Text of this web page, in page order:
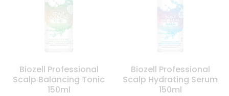
Biozell Professional
Scalp Balancing Tonic
150ml
Biozell Professional
Scalp Hydrating Serum
150ml